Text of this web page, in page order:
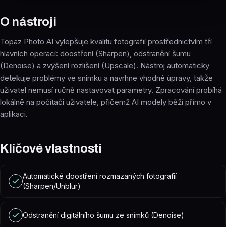
O nástroji
Topaz Photo AI vylepšuje kvalitu fotografií prostřednictvím tří
hlavních operací: doostření (Sharpen), odstranění šumu
(Denoise) a zvýšení rozlišení (Upscale). Nástroj automaticky
detekuje problémy ve snímku a navrhne vhodné úpravy, takže
uživatel nemusí ručně nastavovat parametry. Zpracování probíhá
lokálně na počítači uživatele, přičemž AI modely běží přímo v
aplikaci.
Klíčové vlastnosti
Automatické doostření rozmazaných fotografií
(Sharpen/Unblur)
Odstranění digitálního šumu ze snímků (Denoise)